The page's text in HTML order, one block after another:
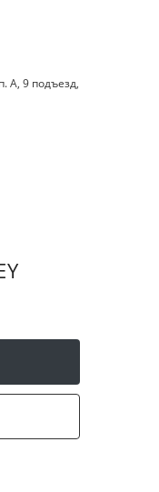
А, 9 подъезд,